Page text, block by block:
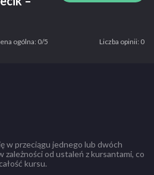
ogólna: 0/5 Liczba opinii: 0
w przeciągu jednego lub dwóch
zależności od ustaleń z kursantami, co
kursu.